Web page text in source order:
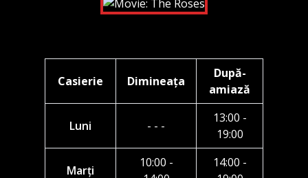
Casierie Dimineața
După-
amiază
Luni - - -
13:00 -
19:00
Marți
10:00 -
14:00 -